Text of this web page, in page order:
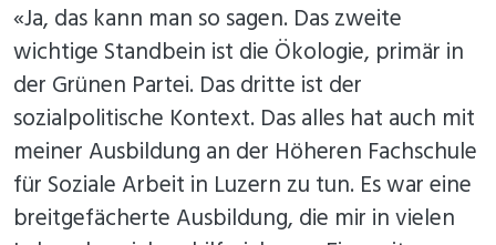
«Ja, das kann man so sagen. Das zweite
wichtige Standbein ist die Ökologie, primär in
der Grünen Partei. Das dritte ist der
sozialpolitische Kontext. Das alles hat auch mit
meiner Ausbildung an der Höheren Fachschule
für Soziale Arbeit in Luzern zu tun. Es war eine
breitgefächerte Ausbildung, die mir in vielen